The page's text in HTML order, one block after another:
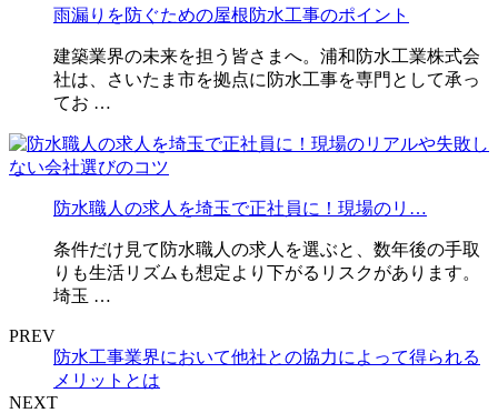
雨漏りを防ぐための屋根防水工事のポイント
建築業界の未来を担う皆さまへ。浦和防水工業株式会
社は、さいたま市を拠点に防水工事を専門として承っ
てお …
防水職人の求人を埼玉で正社員に！現場のリ…
条件だけ見て防水職人の求人を選ぶと、数年後の手取
りも生活リズムも想定より下がるリスクがあります。
埼玉 …
PREV
防水工事業界において他社との協力によって得られる
メリットとは
NEXT